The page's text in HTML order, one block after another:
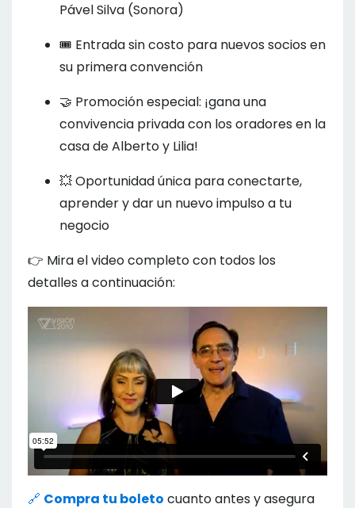
Pável Silva (Sonora)
🎟️ Entrada sin costo para nuevos socios en
su primera convención
🤝 Promoción especial: ¡gana una
convivencia privada con los oradores en la
casa de Alberto y Lilia!
💥 Oportunidad única para conectarte,
aprender y dar un nuevo impulso a tu
negocio
👉 Mira el video completo con todos los
detalles a continuación:
🔗 Compra tu boleto cuanto antes y asegura